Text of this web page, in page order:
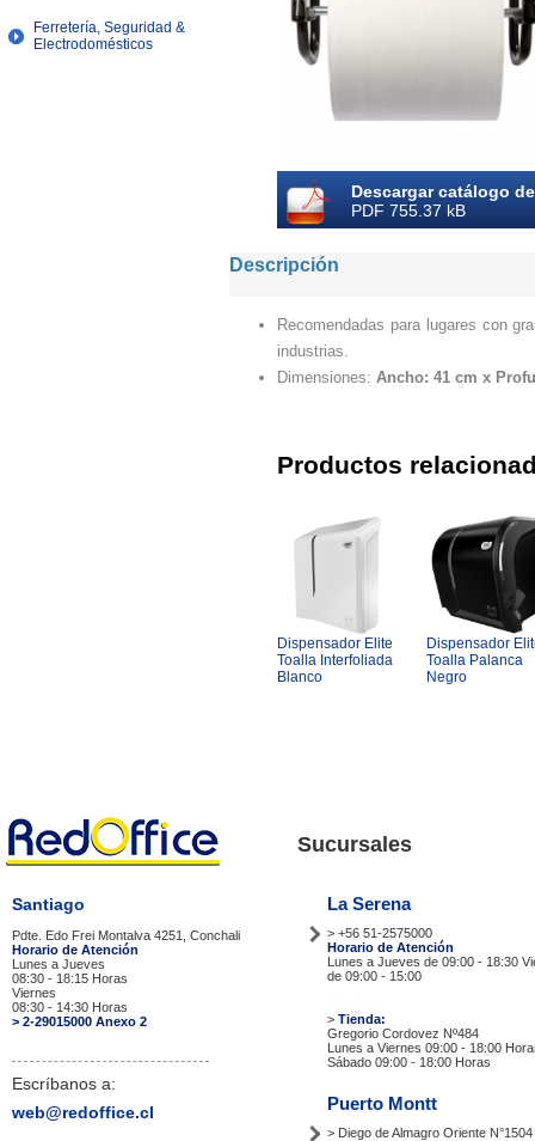
Ferretería, Seguridad &
Electrodomésticos
Descargar catálogo
PDF 755.37 kB
Descripción
Recomendadas para lugares con
industrias.
Dimensiones: Ancho: 41 cm x
Productos
Dispensador Elite
Toalla Interfoliada
Blanco
Dispensador
Toalla Palanca
Negro
Santiago
Pdte. Edo Frei Montalva 4251, Conchali
Horario de Atención
Lunes a Jueves
08:30 - 18:15 Horas
Viernes
08:30 - 14:30 Horas
> 2-29015000 Anexo 2
Escríbanos a:
web@redoffice.cl
Sucursales
La Serena
> +56 51-2575000
Horario de Atención
Lunes a Jueves de 09:00 - 18:30
de 09:00 - 15:00
> Tienda:
Gregorio Cordovez Nº484
Lunes a Viernes 09:00 - 18:00
Sábado 09:00 - 18:00 Horas
Puerto Montt
> Diego de Almagro Oriente N°1504